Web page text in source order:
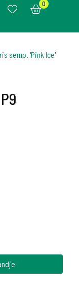
0
semp. 'Pink Ice'